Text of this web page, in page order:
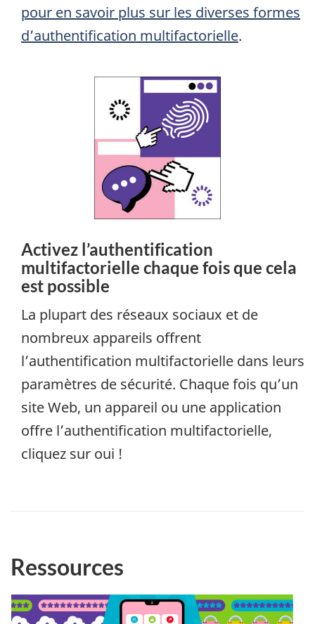
pour en savoir plus sur les diverses formes
d’authentification multifactorielle.
Activez l’authentification
multifactorielle chaque fois que cela
est possible
La plupart des réseaux sociaux et de
nombreux appareils offrent
l’authentification multifactorielle dans leurs
paramètres de sécurité. Chaque fois qu’un
site Web, un appareil ou une application
offre l’authentification multifactorielle,
cliquez sur oui !
Ressources